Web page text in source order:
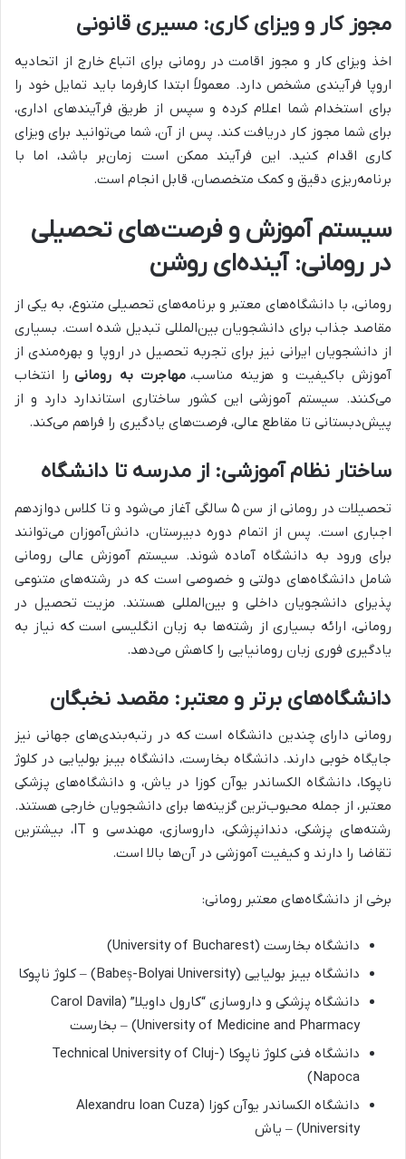
مجوز کار و ویزای کاری: مسیری قانونی
اخذ ویزای کار و مجوز اقامت در رومانی برای اتباع خارج از اتحادیه
اروپا فرآیندی مشخص دارد. معمولاً ابتدا کارفرما باید تمایل خود را
برای استخدام شما اعلام کرده و سپس از طریق فرآیندهای اداری،
برای شما مجوز کار دریافت کند. پس از آن، شما می‌توانید برای ویزای
کاری اقدام کنید. این فرآیند ممکن است زمان‌بر باشد، اما با
برنامه‌ریزی دقیق و کمک متخصصان، قابل انجام است.
سیستم آموزش و فرصت‌های تحصیلی
در رومانی: آینده‌ای روشن
رومانی، با دانشگاه‌های معتبر و برنامه‌های تحصیلی متنوع، به یکی از
مقاصد جذاب برای دانشجویان بین‌المللی تبدیل شده است. بسیاری
از دانشجویان ایرانی نیز برای تجربه تحصیل در اروپا و بهره‌مندی از
آموزش باکیفیت و هزینه مناسب، مهاجرت به رومانی را انتخاب
می‌کنند. سیستم آموزشی این کشور ساختاری استاندارد دارد و از
پیش‌دبستانی تا مقاطع عالی، فرصت‌های یادگیری را فراهم می‌کند.
ساختار نظام آموزشی: از مدرسه تا دانشگاه
تحصیلات در رومانی از سن ۵ سالگی آغاز می‌شود و تا کلاس دوازدهم
اجباری است. پس از اتمام دوره دبیرستان، دانش‌آموزان می‌توانند
برای ورود به دانشگاه آماده شوند. سیستم آموزش عالی رومانی
شامل دانشگاه‌های دولتی و خصوصی است که در رشته‌های متنوعی
پذیرای دانشجویان داخلی و بین‌المللی هستند. مزیت تحصیل در
رومانی، ارائه بسیاری از رشته‌ها به زبان انگلیسی است که نیاز به
یادگیری فوری زبان رومانیایی را کاهش می‌دهد.
دانشگاه‌های برتر و معتبر: مقصد نخبگان
رومانی دارای چندین دانشگاه است که در رتبه‌بندی‌های جهانی نیز
جایگاه خوبی دارند. دانشگاه بخارست، دانشگاه بیبز بولیایی در کلوژ
ناپوکا، دانشگاه الکساندر یوآن کوزا در یاش، و دانشگاه‌های پزشکی
معتبر، از جمله محبوب‌ترین گزینه‌ها برای دانشجویان خارجی هستند.
رشته‌های پزشکی، دندانپزشکی، داروسازی، مهندسی و IT، بیشترین
تقاضا را دارند و کیفیت آموزشی در آن‌ها بالا است.
برخی از دانشگاه‌های معتبر رومانی:
دانشگاه بخارست (University of Bucharest)
دانشگاه بیبز بولیایی (Babeș-Bolyai University) – کلوژ ناپوکا
دانشگاه پزشکی و داروسازی “کارول داویلا” (Carol Davila
University of Medicine and Pharmacy) – بخارست
دانشگاه فنی کلوژ ناپوکا (Technical University of Cluj-
Napoca)
دانشگاه الکساندر یوآن کوزا (Alexandru Ioan Cuza
University) – یاش